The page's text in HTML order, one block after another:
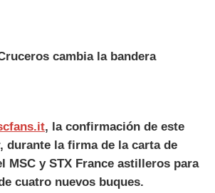
, la confirmación de este
durante la firma de la carta de
MSC y STX France astilleros para
cuatro nuevos buques.